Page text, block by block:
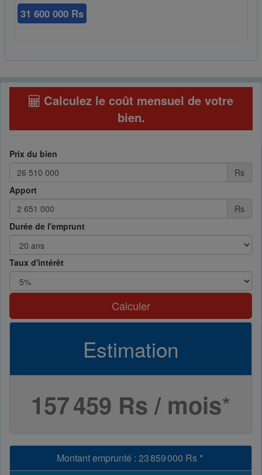
31 600 000 Rs
Calculez le coût mensuel de votre
bien.
Prix du bien
Rs
Apport
Rs
Durée de l'emprunt
Taux d'intérêt
Calculer
Estimation
157 459 Rs / mois*
Montant emprunté : 23 859 000 Rs*